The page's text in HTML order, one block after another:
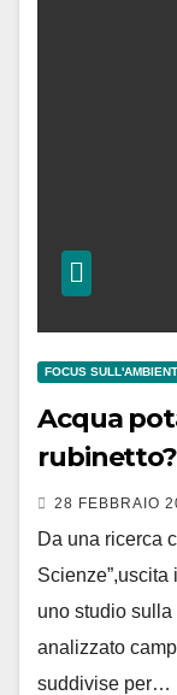
FOCUS
Acqua
rubinetto?
28 FEBBRAIO
Da una ricerca
uno studio
analizzato
suddivise per…